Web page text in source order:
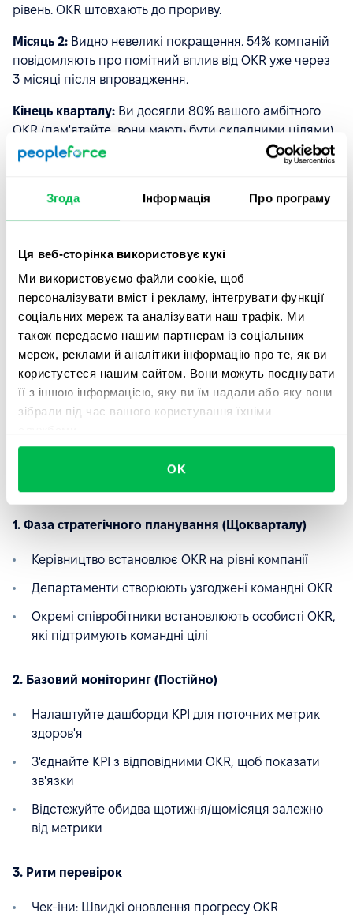
Згода Інформація Про програму
Ця веб-сторінка використовує кукі
Ми використовуємо файли cookie, щоб
персоналізувати вміст і рекламу, інтегрувати функції
соціальних мереж та аналізувати наш трафік. Ми
також передаємо нашим партнерам із соціальних
мереж, реклами й аналітики інформацію про те, як ви
користуєтеся нашим сайтом. Вони можуть поєднувати
її з іншою інформацією, яку ви їм надали або яку вони
зібрали під час вашого користування їхніми
OK
рівень. OKR штовхають до прориву.
Місяць 2: Видно невеликі покращення. 54% компаній
повідомляють про помітний вплив від OKR уже через
3 місяці після впровадження.
Кінець кварталу: Ви досягли 80% вашого амбітного
OKR (пам'ятайте, вони мають бути складними цілями),
але ось що ще сталося:
продовжують використовувати
Люди розуміють, чому їхня робота має значення
Інновації стали звичкою, а не спеціальним
проєктом
А ваші KPI? Вони нарешті зрушили з місця вперше за
місяці, тому що ви не просто моніторили — ви активно
покращували.
Налаштування в HRM-системі
Коли ви налаштовуєте свою платформу управління
продуктивністю, ось практична послідовність:
1. Фаза стратегічного планування (Щокварталу)
Керівництво встановлює OKR на рівні компанії
Департаменти створюють узгоджені командні OKR
Окремі співробітники встановлюють особисті OKR,
які підтримують командні цілі
2. Базовий моніторинг (Постійно)
Налаштуйте дашборди KPI для поточних метрик
здоров'я
З'єднайте KPI з відповідними OKR, щоб показати
зв'язки
Відстежуйте обидва щотижня/щомісяця залежно
від метрики
3. Ритм перевірок
Чек-іни: Швидкі оновлення прогресу OKR